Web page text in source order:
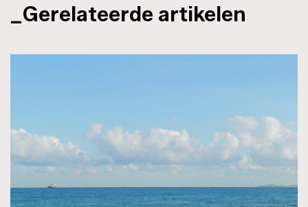
_Gerelateerde artikelen